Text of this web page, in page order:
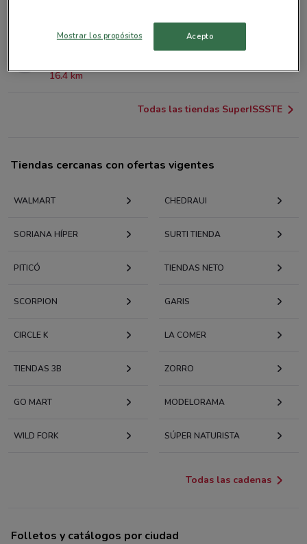
Av. Santa Ana, esq. Canal Nacional, Col. San
16.4 km
Todas las tiendas SuperISSSTE
Tiendas cercanas con ofertas vigentes
WALMART CHEDRAUI
SORIANA HÍPER SURTI TIENDA
PITICÓ TIENDAS NETO
SCORPION GARIS
CIRCLE K LA COMER
TIENDAS 3B ZORRO
GO MART MODELORAMA
WILD FORK SÚPER NATURISTA
Todas las cadenas
Folletos y catálogos por ciudad
Mostrar los propósitos Acepto